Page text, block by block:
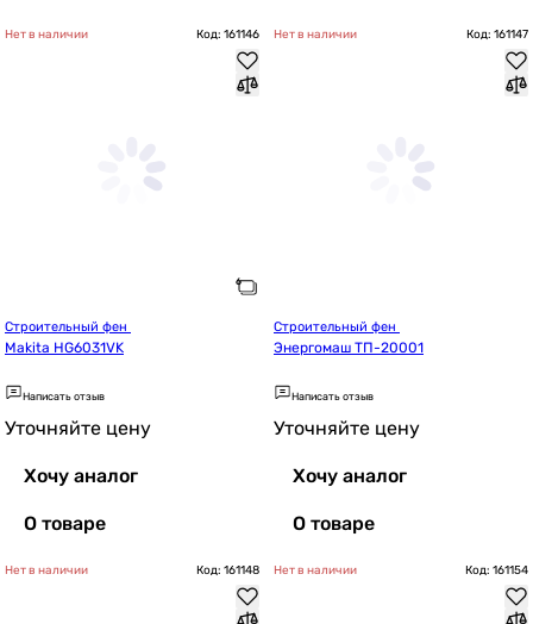
Нет в наличии Код: 161146
Makita HG6031VK
Написать отзыв
Уточняйте цену
Хочу аналог
О товаре
Нет в наличии Код: 161147
Энергомаш ТП-20001
Написать отзыв
Уточняйте цену
Хочу аналог
О товаре
Нет в наличии Код: 161148 Нет в наличии Код: 161154